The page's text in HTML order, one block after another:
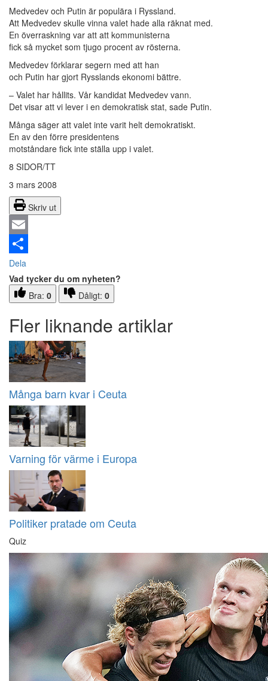
Medvedev och Putin är populära i Ryssland.
Att Medvedev skulle vinna valet hade alla räknat med.
En överraskning var att att kommunisterna
fick så mycket som tjugo procent av rösterna.
Medvedev förklarar segern med att han
och Putin har gjort Rysslands ekonomi bättre.
– Valet har hållits. Vår kandidat Medvedev vann.
Det visar att vi lever i en demokratisk stat, sade Putin.
Många säger att valet inte varit helt demokratiskt.
En av den förre presidentens
motståndare fick inte ställa upp i valet.
8 SIDOR/TT
3 mars 2008
Skriv ut
Email
Dela
Vad tycker du om nyheten?
Bra: 0 Dåligt: 0
Fler liknande artiklar
Många barn kvar i Ceuta
Varning för värme i Europa
Politiker pratade om Ceuta
Quiz